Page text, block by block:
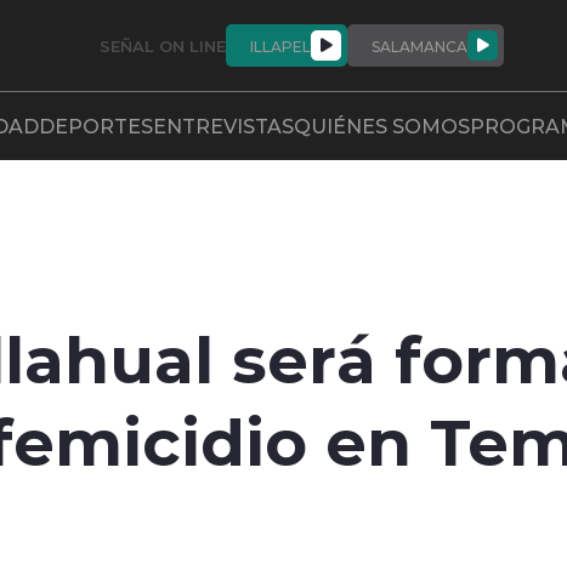
SEÑAL ON LINE ILLAPEL SALAMANCA
DEPORTESENTREVISTASQUIÉNES SOMOS
será
en